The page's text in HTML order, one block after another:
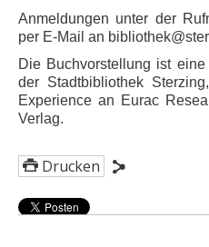
Anmeldungen unter der
per E-Mail an
Die Buchvorstellung ist
der Stadtbibliothek
Experience an Eurac
Verlag.
Drucken